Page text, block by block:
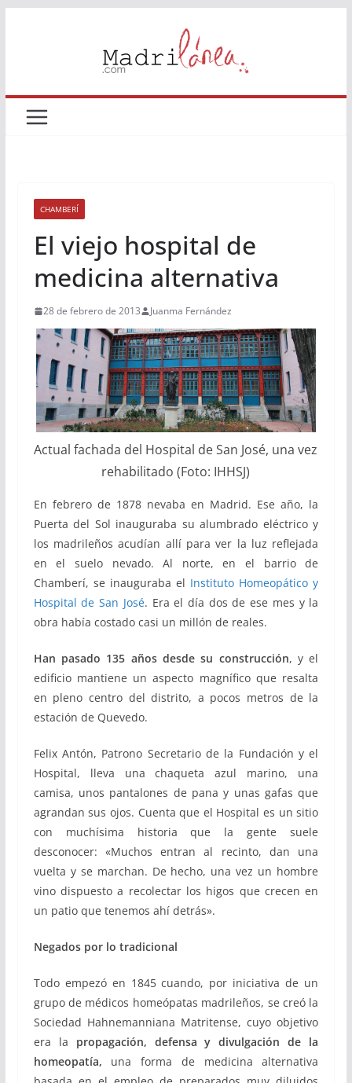
CHAMBERÍ
El viejo hospital de
medicina alternativa
28 de febrero de 2013 Juanma Fernández
Actual fachada del Hospital de San José, una vez
rehabilitado (Foto: IHHSJ)
En febrero de 1878 nevaba en Madrid. Ese año, la
Puerta del Sol inauguraba su alumbrado eléctrico y
los madrileños acudían allí para ver la luz reflejada
en el suelo nevado. Al norte, en el barrio de
Chamberí, se inauguraba el Instituto Homeopático y
Hospital de San José. Era el día dos de ese mes y la
obra había costado casi un millón de reales.
Han pasado 135 años desde su construcción, y el
edificio mantiene un aspecto magnífico que resalta
en pleno centro del distrito, a pocos metros de la
estación de Quevedo.
Felix Antón, Patrono Secretario de la Fundación y el
Hospital, lleva una chaqueta azul marino, una
camisa, unos pantalones de pana y unas gafas que
agrandan sus ojos. Cuenta que el Hospital es un sitio
con muchísima historia que la gente suele
desconocer: «Muchos entran al recinto, dan una
vuelta y se marchan. De hecho, una vez un hombre
vino dispuesto a recolectar los higos que crecen en
un patio que tenemos ahí detrás».
Negados por lo tradicional
Todo empezó en 1845 cuando, por iniciativa de un
grupo de médicos homeópatas madrileños, se creó la
Sociedad Hahnemanniana Matritense, cuyo objetivo
era la propagación, defensa y divulgación de la
homeopatía, una forma de medicina alternativa